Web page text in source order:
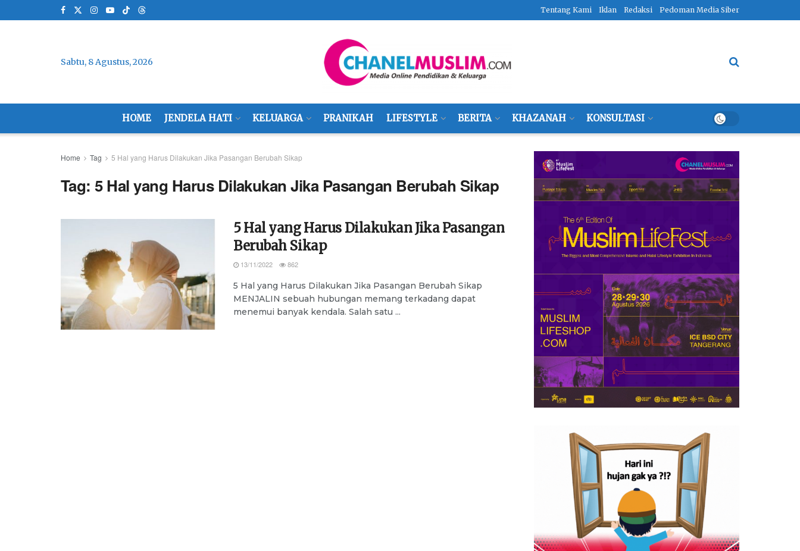
Tentang Kami Iklan Redaksi Pedoman Media Siber
Sabtu, 8 Agustus, 2026
HOME JENDELA HATI KELUARGA PRANIKAH LIFESTYLE BERITA KHAZANAH KONSULTASI
Home Tag 5 Hal yang Harus Dilakukan Jika Pasangan Berubah Sikap
Tag:5 Hal yang Harus Dilakukan Jika Pasangan Berubah Sikap
5 Hal yang Harus Dilakukan Jika Pasangan
Berubah Sikap
13/11/2022 862
5 Hal yang Harus Dilakukan Jika Pasangan Berubah Sikap
MENJALIN sebuah hubungan memang terkadang dapat
menemui banyak kendala. Salah satu ...